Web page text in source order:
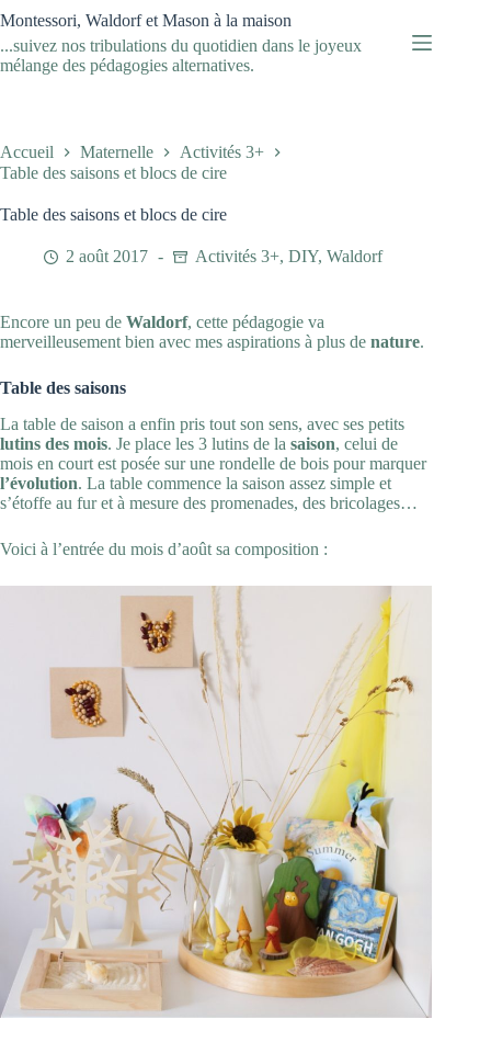
au
contenu
Montessori, Waldorf et Mason à la maison
...suivez nos tribulations du quotidien dans le joyeux
mélange des pédagogies alternatives.
Accueil Maternelle
Activités 3+
Table des saisons et blocs de cire
Table des saisons et blocs de cire
2 août 2017 Activités 3+, DIY, Waldorf
Encore un peu de Waldorf, cette pédagogie va
merveilleusement bien avec mes aspirations à plus de nature.
Table des saisons
La table de saison a enfin pris tout son sens, avec ses petits
lutins des mois. Je place les 3 lutins de la saison, celui de
mois en court est posée sur une rondelle de bois pour marquer
l’évolution. La table commence la saison assez simple et
s’étoffe au fur et à mesure des promenades, des bricolages…
Voici à l’entrée du mois d’août sa composition :